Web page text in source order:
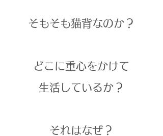
そもそも猫背なのか？
どこに重心をかけて
生活しているか？
それはなぜ？